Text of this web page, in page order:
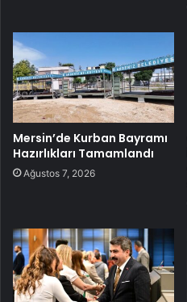
Mersin’de Kurban Bayramı
Hazırlıkları Tamamlandı
Ağustos 7, 2026